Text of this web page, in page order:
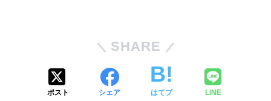
SHARE
ポスト シェア はてブ LINE